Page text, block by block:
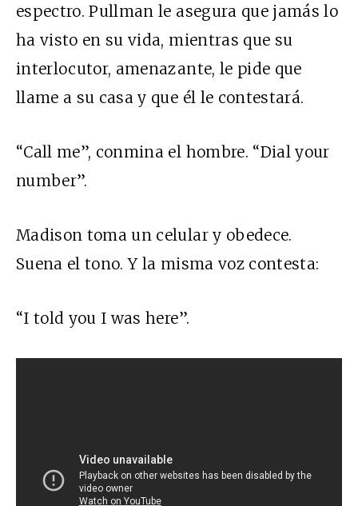
espectro. Pullman le asegura que jamás lo
ha visto en su vida, mientras que su
interlocutor, amenazante, le pide que
llame a su casa y que él le contestará.
“Call me”, conmina el hombre. “Dial your
number”.
Madison toma un celular y obedece.
Suena el tono. Y la misma voz contesta:
“I told you I was here”.